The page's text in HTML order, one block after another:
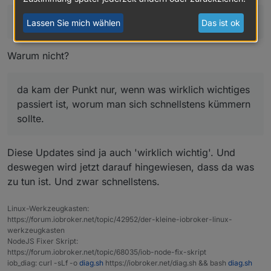
gereicht.
Fall einfach nur: So wichtig wie ein Kropf und kann
eigentlich wieder weg oder könnte zumindest so
gemacht werden, dass man es abstellen kann.
Sorry, hilfreich waren beide Antworten jetzt nicht!
Warum nicht?
da kam der Punkt nur, wenn was wirklich wichtiges
passiert ist, worum man sich schnellstens kümmern
sollte.
Diese Updates sind ja auch 'wirklich wichtig'. Und
deswegen wird jetzt darauf hingewiesen, dass da was
zu tun ist. Und zwar schnellstens.
Linux-Werkzeugkasten:
https://forum.iobroker.net/topic/42952/der-kleine-iobroker-linux-
werkzeugkasten
NodeJS Fixer Skript:
https://forum.iobroker.net/topic/68035/iob-node-fix-skript
iob_diag: curl -sLf -o diag.sh https://iobroker.net/diag.sh && bash diag.sh
Lassen Sie mich wählen Das ist ok